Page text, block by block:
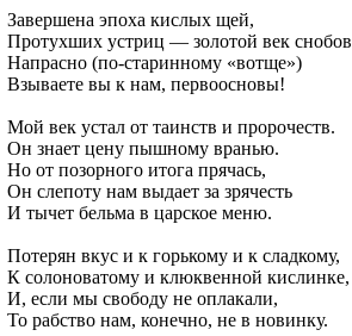
Завершена эпоха кислых щей,
Протухших устриц — золотой век
Напрасно (по-старинному «вотще»)
Взываете вы к нам, первоосновы!
Мой век устал от таинств и пророчеств.
Он знает цену пышному вранью.
Но от позорного итога прячась,
Он слепоту нам выдает за зрячесть
И тычет бельма в царское меню.
Потерян вкус и к горькому и к сладкому,
К солоноватому и клюквенной кислинке,
И, если мы свободу не оплакали,
То рабство нам, конечно, не в новинку.